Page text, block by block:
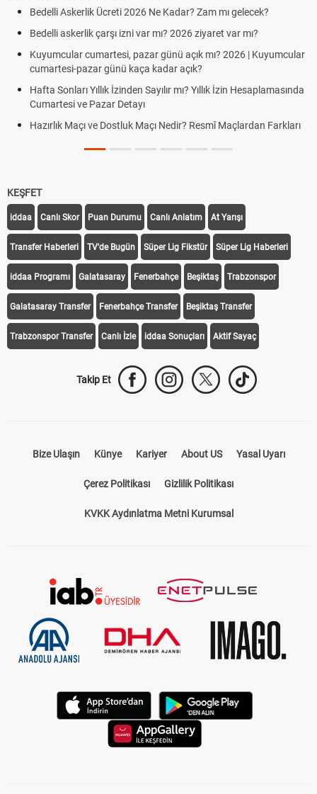
Askerlik Ücreti 2026 Ne Kadar? Zam mı gelecek?
askerlik çarşı izni var mı? 2026 ziyaret var mı?
cumartesi, pazar günü açık mı? 2026 | Kuyumcular
pazar günü kaça kadar açık?
Sonları Yıllık İzinden Sayılır mı? Yıllık İzin Hesaplamasında
ve Pazar Detayı
Maçı ve Dostluk Maçı Nedir? Resmî Maçlardan Farkları
TFF
KEŞFET
iddaa Canlı Skor Puan Durumu Canlı Anlatım At Yarışı
Transfer Haberleri TV'de Bugün Süper Lig Fikstür Süper Lig Haberleri
iddaa Programı Galatasaray Fenerbahçe Beşiktaş Trabzonspor
Galatasaray Transfer Fenerbahçe Transfer Beşiktaş Transfer
Trabzonspor Transfer Canlı İzle iddaa Sonuçları Aktif Sayaç
Takip Et
Bize Ulaşın Künye Kariyer About US Yasal Uyarı
Çerez Politikası Gizlilik Politikası
KVKK Aydınlatma Metni Kurumsal